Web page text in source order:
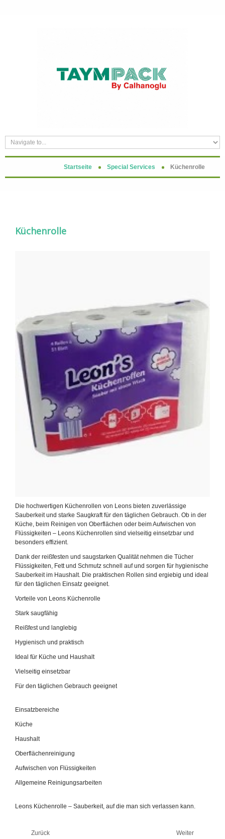
Startseite Special Services Küchenrolle
Küchenrolle
Die hochwertigen Küchenrollen von Leons bieten zuverlässige
Sauberkeit und starke Saugkraft für den täglichen Gebrauch. Ob in der
Küche, beim Reinigen von Oberflächen oder beim Aufwischen von
Flüssigkeiten – Leons Küchenrollen sind vielseitig einsetzbar und
besonders effizient.
Dank der reißfesten und saugstarken Qualität nehmen die Tücher
Flüssigkeiten, Fett und Schmutz schnell auf und sorgen für hygienische
Sauberkeit im Haushalt. Die praktischen Rollen sind ergiebig und ideal
für den täglichen Einsatz geeignet.
Vorteile von Leons Küchenrolle
Stark saugfähig
Reißfest und langlebig
Hygienisch und praktisch
Ideal für Küche und Haushalt
Vielseitig einsetzbar
Für den täglichen Gebrauch geeignet
Einsatzbereiche
Küche
Haushalt
Oberflächenreinigung
Aufwischen von Flüssigkeiten
Allgemeine Reinigungsarbeiten
Leons Küchenrolle – Sauberkeit, auf die man sich verlassen kann.
Zurück Weiter